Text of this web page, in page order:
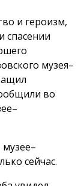
и героизм,
спасении
музея–
во
сейчас.